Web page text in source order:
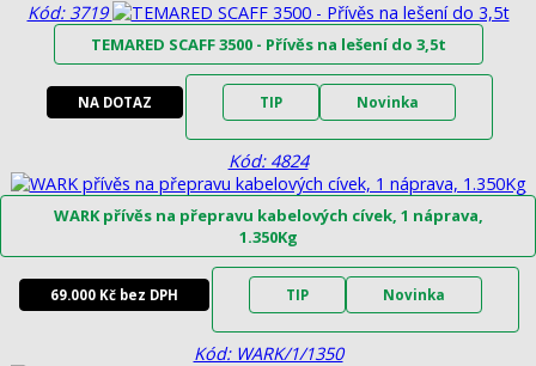
Kód: 3719
TEMARED SCAFF 3500 - Přívěs na lešení do 3,5t
NA DOTAZ TIP Novinka
Kód: 4824
WARK přívěs na přepravu kabelových cívek, 1 náprava,
1.350Kg
69.000 Kč bez DPH TIP Novinka
Kód: WARK/1/1350